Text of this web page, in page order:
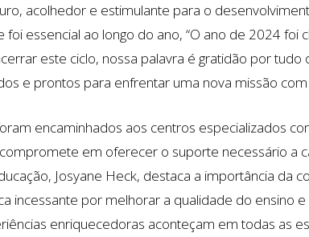
acolhedor e estimulante para o
essencial ao longo do ano, “O ano de 2024
este ciclo, nossa palavra é gratidão por
e prontos para enfrentar uma nova missão com
encaminhados aos centros especializados
em oferecer o suporte necessário a
Josyane Heck, destaca a importância da
incessante por melhorar a qualidade do ensino
enriquecedoras aconteçam em todas as